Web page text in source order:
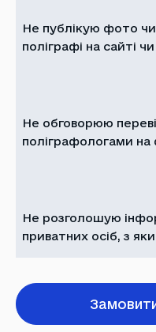
Не публікую фото чи
поліграфі на сайті
Не обговорюю
поліграфологами
Не розголошую
приватних осіб, з